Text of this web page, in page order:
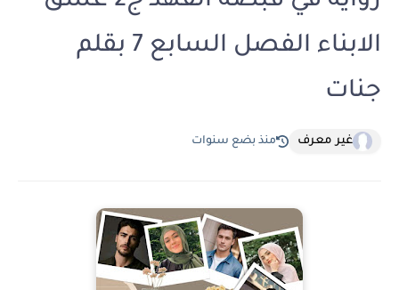
الابناء الفصل السابع 7 بقلم
جنات
غير معرف منذ بضع سنوات